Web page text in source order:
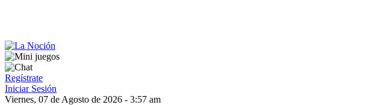
Regístrate
Iniciar Sesión
Viernes, 07 de Agosto de 2026 - 3:57 am